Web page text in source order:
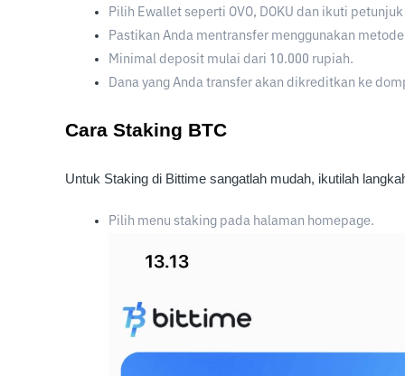
Pilih Ewallet seperti OVO, DOKU dan ikuti
Pastikan Anda mentransfer menggunakan
Minimal deposit mulai dari 10.000 rupiah.
Dana yang Anda transfer akan dikreditkan ke
Cara Staking BTC
Untuk Staking di Bittime sangatlah mudah, ikutilah
Pilih menu staking pada halaman homepage.